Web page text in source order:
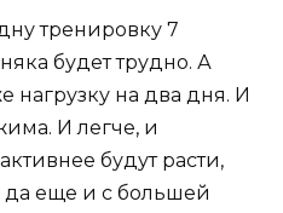
тренировку 7
будет трудно. А
нагрузку на два дня. И
И легче, и
будут расти,
да еще и с большей